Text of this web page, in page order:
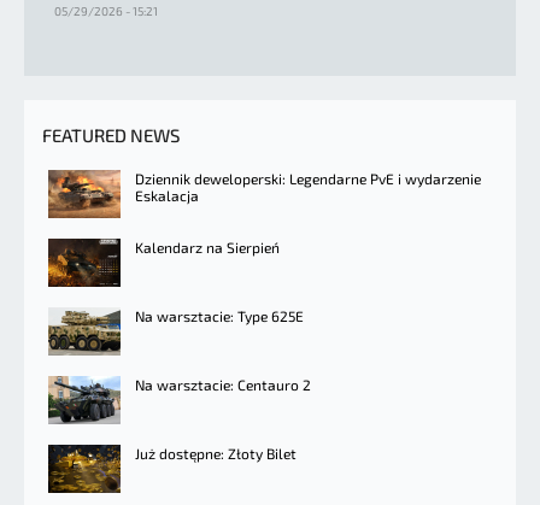
05/29/2026 - 15:21
FEATURED NEWS
Dziennik deweloperski: Legendarne PvE i wydarzenie
Eskalacja
Kalendarz na Sierpień
Na warsztacie: Type 625E
Na warsztacie: Centauro 2
Już dostępne: Złoty Bilet